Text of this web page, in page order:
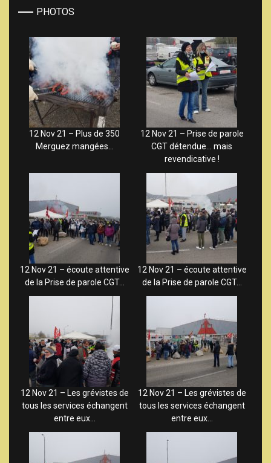
PHOTOS
12 Nov 21 – Plus de 350
Merguez mangées…
12 Nov 21 – Prise de parole
CGT détendue… mais
revendicative !
12 Nov 21 – écoute attentive
de la Prise de parole CGT…
12 Nov 21 – écoute attentive
de la Prise de parole CGT…
12 Nov 21 – Les grévistes de
tous les services échangent
entre eux…
12 Nov 21 – Les grévistes de
tous les services échangent
entre eux…